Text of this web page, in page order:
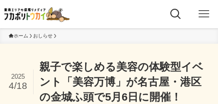
ホーム おしらせ
親子で楽しめる美容の体験型イベ
ント「美容万博」が名古屋・港区
の金城ふ頭で5月6日に開催！
2025
4/18